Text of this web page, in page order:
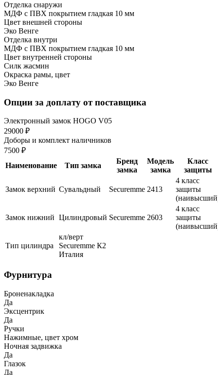
Отделка снаружи
МДФ с ПВХ покрытием гладкая 10 мм
Цвет внешней стороны
Эко Венге
Отделка внутри
МДФ с ПВХ покрытием гладкая 10 мм
Цвет внутренней стороны
Силк жасмин
Окраска рамы, цвет
Эко Венге
Опции за доплату от поставщика
Электронный замок HOGO V05
29000 ₽
Доборы и комплект наличников
7500 ₽
Наименование
Тип замка
Бренд
замка
Модель
замка
Класс
защиты
Замок верхний Сувальдный Securemme 2413
4 класс
защиты
Замок нижний Цилиндровый Securemme 2603
4 класс
защиты
Тип цилиндра
кл/верт
Securemme К2
Италия
Фурнитура
Броненакладка
Да
Эксцентрик
Да
Ручки
Нажимные, цвет хром
Ночная задвижка
Да
Глазок
Да